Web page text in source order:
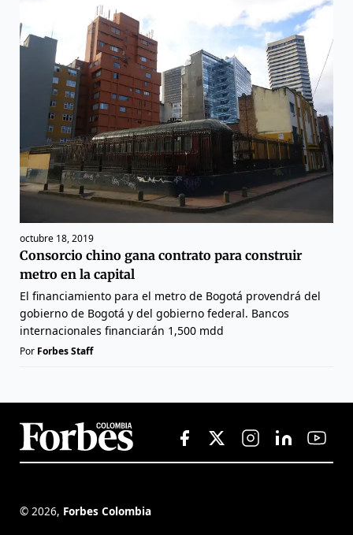
octubre 18, 2019
Consorcio chino gana contrato para construir
metro en la capital
El financiamiento para el metro de Bogotá provendrá del
gobierno de Bogotá y del gobierno federal. Bancos
internacionales financiarán 1,500 mdd
Por Forbes Staff
© 2026, Forbes Colombia